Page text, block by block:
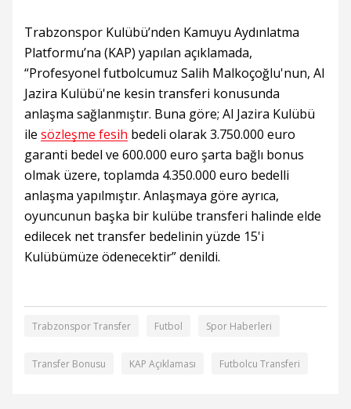
Trabzonspor Kulübü’nden Kamuyu Aydınlatma
Platformu’na (KAP) yapılan açıklamada,
“Profesyonel futbolcumuz Salih Malkoçoğlu'nun, Al
Jazira Kulübü'ne kesin transferi konusunda
anlaşma sağlanmıştır. Buna göre; Al Jazira Kulübü
ile sözleşme fesih bedeli olarak 3.750.000 euro
garanti bedel ve 600.000 euro şarta bağlı bonus
olmak üzere, toplamda 4.350.000 euro bedelli
anlaşma yapılmıştır. Anlaşmaya göre ayrıca,
oyuncunun başka bir kulübe transferi halinde elde
edilecek net transfer bedelinin yüzde 15'i
Kulübümüze ödenecektir” denildi.
Trabzonspor Transfer Futbol Spor Haberleri
Transfer Bonusu KAP Açıklaması Futbolcu Transferi